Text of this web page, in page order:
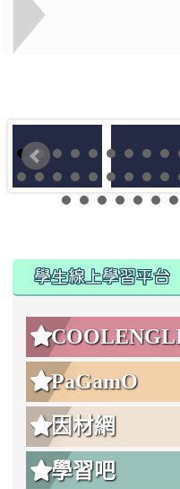
學生線上學習平台
PaGamO
因材網
學習吧